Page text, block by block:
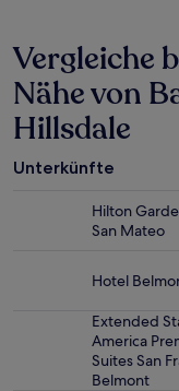
den
letzten
24 Stunden
für
einen
mit
2 Erwachsenen
Verfügbarkeiten
Vergleiche
Nähe von
Hillsdale
Unterkünfte
Hilton
San Mateo
Hotel
Extended
America
Suites San
Belmont